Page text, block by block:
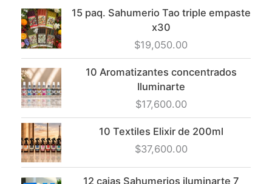
15 paq. Sahumerio Tao triple empaste
x30
$19,050.00
10 Aromatizantes concentrados
Iluminarte
$17,600.00
10 Textiles Elixir de 200ml
$37,600.00
12 cajas Sahumerios iluminarte 7